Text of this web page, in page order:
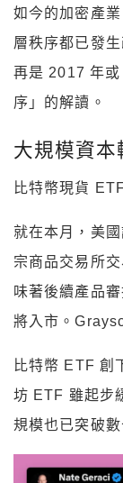
如今的加密產
層秩序都已發
再是 2017 年
序」的解讀。
大規模資本
比特幣現貨
就在本月，美
宗商品交易所
味著後續產品
將入市。
比特幣 ETF 創
坊 ETF 雖起步
規模也已突破數